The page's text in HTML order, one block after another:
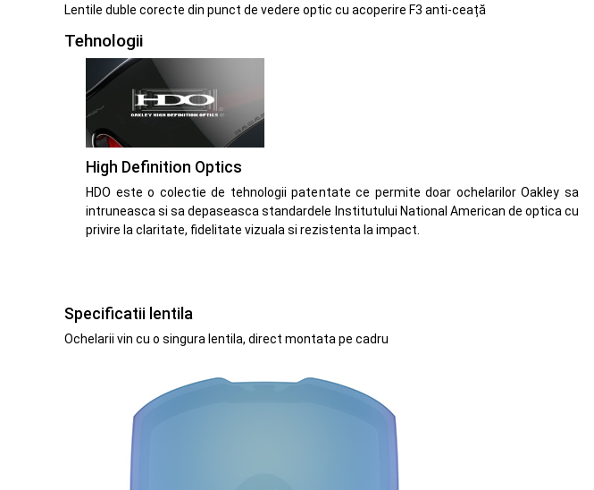
Lentile duble corecte din punct de vedere optic cu acoperire F3 anti-ceață
Tehnologii
High Definition Optics
HDO este o colectie de tehnologii patentate ce permite doar ochelarilor Oakley sa
intruneasca si sa depaseasca standardele Institutului National American de optica cu
privire la claritate, fidelitate vizuala si rezistenta la impact.
Specificatii lentila
Ochelarii vin cu o singura lentila, direct montata pe cadru